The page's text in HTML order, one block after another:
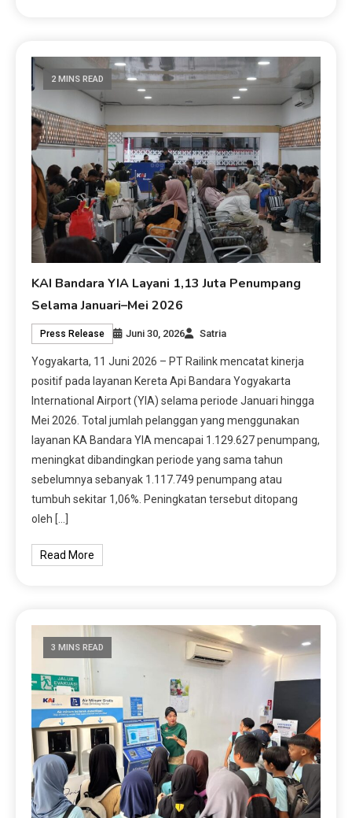
2 MINS READ
KAI Bandara YIA Layani 1,13 Juta Penumpang
Selama Januari–Mei 2026
Press Release Juni 30, 2026 Satria
Yogyakarta, 11 Juni 2026 – PT Railink mencatat kinerja
positif pada layanan Kereta Api Bandara Yogyakarta
International Airport (YIA) selama periode Januari hingga
Mei 2026. Total jumlah pelanggan yang menggunakan
layanan KA Bandara YIA mencapai 1.129.627 penumpang,
meningkat dibandingkan periode yang sama tahun
sebelumnya sebanyak 1.117.749 penumpang atau
tumbuh sekitar 1,06%. Peningkatan tersebut ditopang
oleh […]
Read More
3 MINS READ